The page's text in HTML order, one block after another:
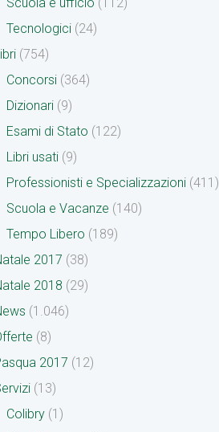
Tecnologici (24)
(754)
Concorsi (364)
Dizionari (9)
Esami di Stato (122)
Libri usati (9)
Professionisti e Specializzazioni (411)
Scuola e Vacanze (140)
Tempo Libero (189)
2017 (38)
2018 (29)
(1.046)
(8)
2017 (12)
(13)
Colibry (1)